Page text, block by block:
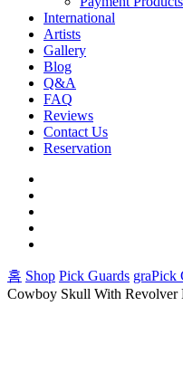
International
Artists
Gallery
Blog
Q&A
FAQ
Reviews
Contact Us
Reservation
홈 Shop Pick Guards graPick
Cowboy Skull With Revolver